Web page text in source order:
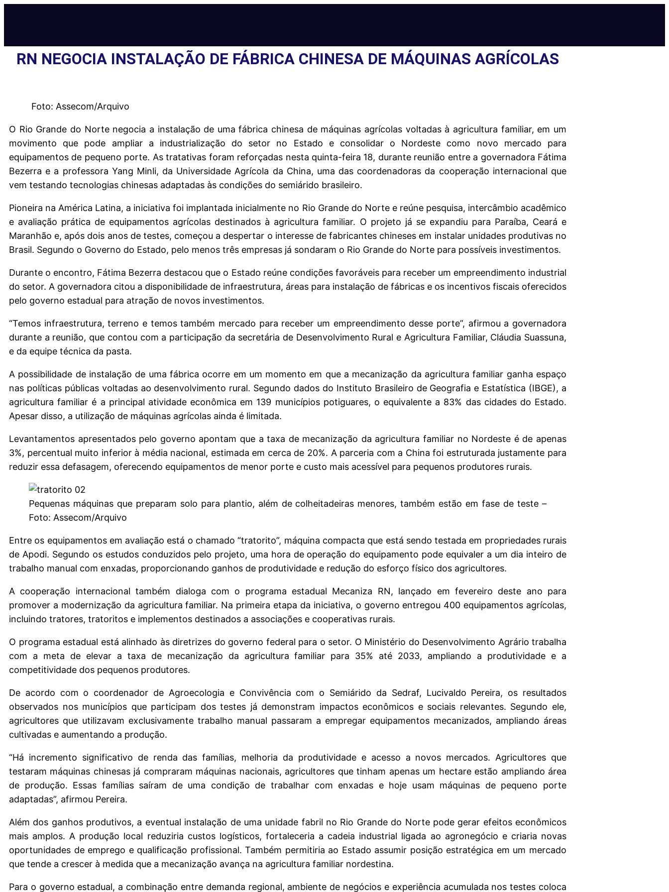
RN NEGOCIA INSTALAÇÃO DE FÁBRICA CHINESA DE MÁQUINAS AGRÍCOLAS
Foto: Assecom/Arquivo
O Rio Grande do Norte negocia a instalação de uma fábrica chinesa de máquinas agrícolas voltadas à agricultura familiar, em um
movimento que pode ampliar a industrialização do setor no Estado e consolidar o Nordeste como novo mercado para
equipamentos de pequeno porte. As tratativas foram reforçadas nesta quinta-feira 18, durante reunião entre a governadora Fátima
Bezerra e a professora Yang Minli, da Universidade Agrícola da China, uma das coordenadoras da cooperação internacional que
vem testando tecnologias chinesas adaptadas às condições do semiárido brasileiro.
Pioneira na América Latina, a iniciativa foi implantada inicialmente no Rio Grande do Norte e reúne pesquisa, intercâmbio acadêmico
e avaliação prática de equipamentos agrícolas destinados à agricultura familiar. O projeto já se expandiu para Paraíba, Ceará e
Maranhão e, após dois anos de testes, começou a despertar o interesse de fabricantes chineses em instalar unidades produtivas no
Brasil. Segundo o Governo do Estado, pelo menos três empresas já sondaram o Rio Grande do Norte para possíveis investimentos.
Durante o encontro, Fátima Bezerra destacou que o Estado reúne condições favoráveis para receber um empreendimento industrial
do setor. A governadora citou a disponibilidade de infraestrutura, áreas para instalação de fábricas e os incentivos fiscais oferecidos
pelo governo estadual para atração de novos investimentos.
“Temos infraestrutura, terreno e temos também mercado para receber um empreendimento desse porte”, afirmou a governadora
durante a reunião, que contou com a participação da secretária de Desenvolvimento Rural e Agricultura Familiar, Cláudia Suassuna,
e da equipe técnica da pasta.
A possibilidade de instalação de uma fábrica ocorre em um momento em que a mecanização da agricultura familiar ganha espaço
nas políticas públicas voltadas ao desenvolvimento rural. Segundo dados do Instituto Brasileiro de Geografia e Estatística (IBGE), a
agricultura familiar é a principal atividade econômica em 139 municípios potiguares, o equivalente a 83% das cidades do Estado.
Apesar disso, a utilização de máquinas agrícolas ainda é limitada.
Levantamentos apresentados pelo governo apontam que a taxa de mecanização da agricultura familiar no Nordeste é de apenas
3%, percentual muito inferior à média nacional, estimada em cerca de 20%. A parceria com a China foi estruturada justamente para
reduzir essa defasagem, oferecendo equipamentos de menor porte e custo mais acessível para pequenos produtores rurais.
Pequenas máquinas que preparam solo para plantio, além de colheitadeiras menores, também estão em fase de teste –
Foto: Assecom/Arquivo
Entre os equipamentos em avaliação está o chamado “tratorito”, máquina compacta que está sendo testada em propriedades rurais
de Apodi. Segundo os estudos conduzidos pelo projeto, uma hora de operação do equipamento pode equivaler a um dia inteiro de
trabalho manual com enxadas, proporcionando ganhos de produtividade e redução do esforço físico dos agricultores.
A cooperação internacional também dialoga com o programa estadual Mecaniza RN, lançado em fevereiro deste ano para
promover a modernização da agricultura familiar. Na primeira etapa da iniciativa, o governo entregou 400 equipamentos agrícolas,
incluindo tratores, tratoritos e implementos destinados a associações e cooperativas rurais.
O programa estadual está alinhado às diretrizes do governo federal para o setor. O Ministério do Desenvolvimento Agrário trabalha
com a meta de elevar a taxa de mecanização da agricultura familiar para 35% até 2033, ampliando a produtividade e a
competitividade dos pequenos produtores.
De acordo com o coordenador de Agroecologia e Convivência com o Semiárido da Sedraf, Lucivaldo Pereira, os resultados
observados nos municípios que participam dos testes já demonstram impactos econômicos e sociais relevantes. Segundo ele,
agricultores que utilizavam exclusivamente trabalho manual passaram a empregar equipamentos mecanizados, ampliando áreas
cultivadas e aumentando a produção.
“Há incremento significativo de renda das famílias, melhoria da produtividade e acesso a novos mercados. Agricultores que
testaram máquinas chinesas já compraram máquinas nacionais, agricultores que tinham apenas um hectare estão ampliando área
de produção. Essas famílias saíram de uma condição de trabalhar com enxadas e hoje usam máquinas de pequeno porte
adaptadas”, afirmou Pereira.
Além dos ganhos produtivos, a eventual instalação de uma unidade fabril no Rio Grande do Norte pode gerar efeitos econômicos
mais amplos. A produção local reduziria custos logísticos, fortaleceria a cadeia industrial ligada ao agronegócio e criaria novas
oportunidades de emprego e qualificação profissional. Também permitiria ao Estado assumir posição estratégica em um mercado
que tende a crescer à medida que a mecanização avança na agricultura familiar nordestina.
Para o governo estadual, a combinação entre demanda regional, ambiente de negócios e experiência acumulada nos testes coloca